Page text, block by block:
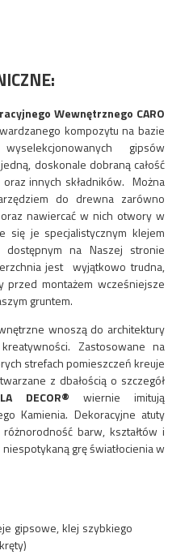
Wewnętrznego CARO
kompozytu na bazie
gipsów
doskonale dobraną całość
innych składników. Można
do drewna zarówno
nawiercać w nich otwory w
się je specjalistycznym klejem
dostępnym na Naszej stronie
jest wyjątkowo trudna,
przed montażem wcześniejsze
gruntem.
wnoszą do architektury
Zastosowane na
strefach pomieszczeń kreuje
z dbałością o szczegół
LA DECOR® wiernie imitują
Kamienia. Dekoracyjne atuty
barw, kształtów i
grę światłocienia w
gipsowe, klej szybkiego